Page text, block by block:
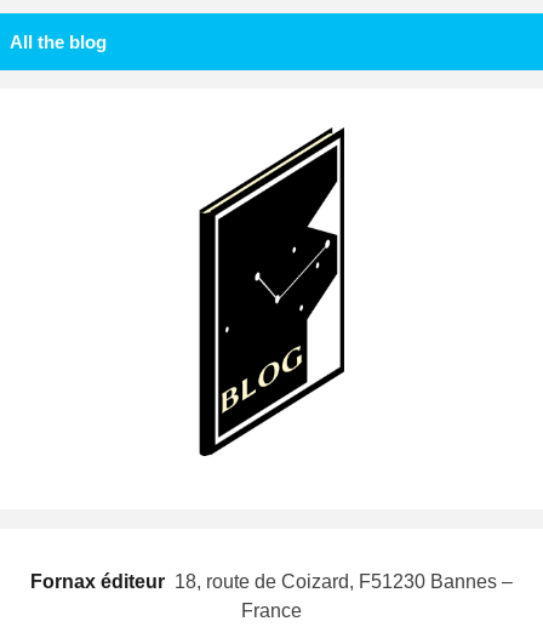
All the blog
Fornax éditeur  18, route de Coizard, F51230 Bannes –
France